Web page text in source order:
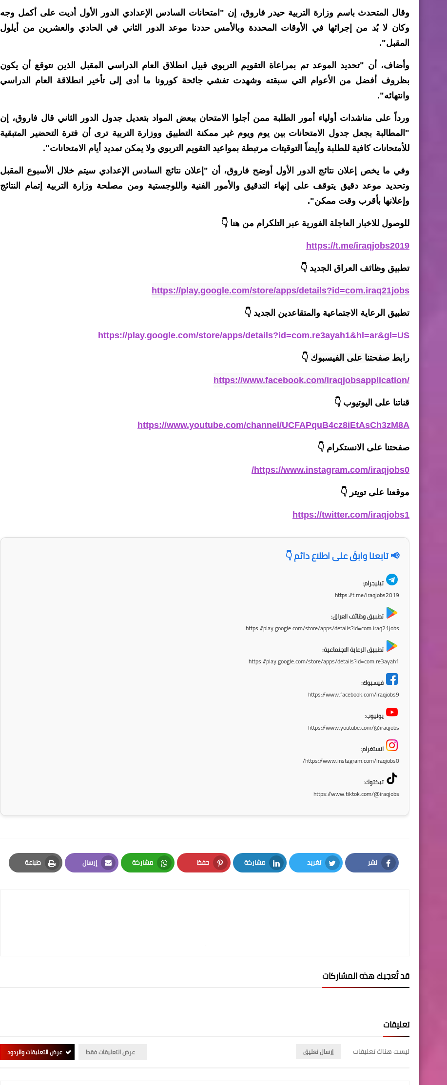
وقال المتحدث باسم وزارة التربية حيدر فاروق، إن "امتحانات السادس الإعدادي الدور الأول أديت على أكمل وجه
وكان لا بُد من إجرائها في الأوقات المحددة وبالأمس حددنا موعد الدور الثاني في الحادي والعشرين من أيلول
المقبل".
وأضاف، أن "تحديد الموعد تم بمراعاة التقويم التربوي قبيل انطلاق العام الدراسي المقبل الذين نتوقع أن يكون
بظروف أفضل من الأعوام التي سبقته وشهدت تفشي جائحة كورونا ما أدى إلى تأخير انطلاقة العام الدراسي
وانتهائه".
ورداً على مناشدات أولياء أمور الطلبة ممن أجلوا الامتحان ببعض المواد بتعديل جدول الدور الثاني قال فاروق، إن
"المطالبة بجعل جدول الامتحانات بين يوم ويوم غير ممكنة التطبيق ووزارة التربية ترى أن فترة التحضير المتبقية
للأمتحانات كافية للطلبة وأيضاً التوقيتات مرتبطة بمواعيد التقويم التربوي ولا يمكن تمديد أيام الامتحانات".
وفي ما يخص إعلان نتائج الدور الأول أوضح فاروق، أن "إعلان نتائج السادس الإعدادي سيتم خلال الأسبوع المقبل
وتحديد موعد دقيق يتوقف على إنهاء التدقيق والأمور الفنية واللوجستية ومن مصلحة وزارة التربية إتمام النتائج
وإعلانها بأقرب وقت ممكن".
للوصول للاخبار العاجلة الفورية عبر التلكرام من هنا 👇
https://t.me/iraqjobs2019
تطبيق وظائف العراق الجديد 👇
https://play.google.com/store/apps/details?id=com.iraq21jobs
تطبيق الرعاية الاجتماعية والمتقاعدين الجديد 👇
https://play.google.com/store/apps/details?id=com.re3ayah1&hl=ar&gl=US
رابط صفحتنا على الفيسبوك 👇
https://www.facebook.com/iraqjobsapplication/
قناتنا على اليوتيوب 👇
https://www.youtube.com/channel/UCFAPquB4cz8iEtAsCh3zM8A
صفحتنا على الانستكرام 👇
https://www.instagram.com/iraqjobs0/
موقعنا على تويتر 👇
https://twitter.com/iraqjobs1
📢 تابعنا وابقَ على اطلاع دائم 👇
تيليجرام:
https://t.me/iraqjobs2019
تطبيق وظائف العراق:
https://play.google.com/store/apps/details?id=com.iraq21jobs
تطبيق الرعاية الاجتماعية:
https://play.google.com/store/apps/details?id=com.re3ayah1
فيسبوك:
https://www.facebook.com/iraqjobs9
يوتيوب:
https://www.youtube.com/@iraqjobs
انستغرام:
https://www.instagram.com/iraqjobs0/
تيكتوك:
https://www.tiktok.com/@iraqjobs
نشر
Facebook
تغريد
Twitter
مشاركة
LinkedIn
حفظ
Pinterest
مشاركة
Whatsapp
إرسال
Email
طباعة
Print
قد تُعجبك هذه المشاركات
تعليقات
ليست هناك تعليقات إرسال تعليق عرض التعليقات فقط عرض التعليقات والردود